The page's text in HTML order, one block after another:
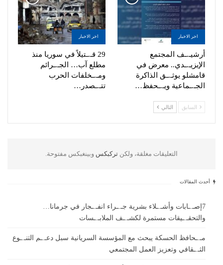
اخر الاخبار
أرشيـ.ـف المجتمع
الإيزيـ.ـدي.. معرض في
قامشلو يوثـ.ـق الذاكرة
الجـ.ـماعية ويـ.ـحفظ…
اخر الاخبار
29 قـ.ـتيلاً في سوريا منذ
مطلع آب… الجـ.ـرائم
ومـ.ـخلفات الحرب
تتـ.ـصدر…
السابق التالي
التعليقات مغلقة، ولكن تركبكس وبينغبكس مفتوحة.
أحدث المقالات
7إصـ.ـابات وأشـ.ـلاء بشرية جـ.ـراء انفـ.ـجار في جرمانا…
والتحقـ.ـيقات مستمرة لكشـ.ـف الملابـ.ـسات
مـ.ـحافظ الحسكة يبحث مع المؤسسة السريانية سبل دعـ.ـم التنـ.ـوع
الثـ.ـقافي وتعزيز العمل المجتمعي